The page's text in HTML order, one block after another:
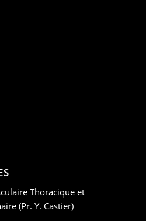
Thoracique et
(Pr. Y. Castier)